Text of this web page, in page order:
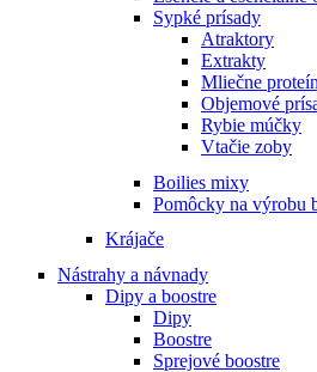
Sypké prísady
Atraktory
Extrakty
Mliečne
Objemové
Rybie múčky
Vtačie zoby
Boilies mixy
Pomôcky na výrobu
Krájače
Nástrahy a návnady
Dipy a boostre
Dipy
Boostre
Sprejové boostre